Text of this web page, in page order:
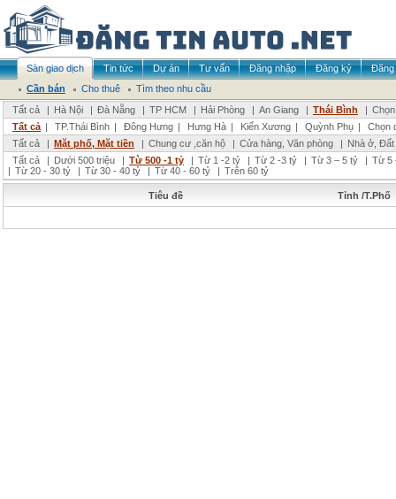
Sàn giao dịch Tin tức Dự án Tư vấn Đăng nhập Đăng ký
Đăng
Cần bán
Cho thuê
Tìm theo nhu cầu
Tất cả
| Hà Nội | Đà Nẵng | TP HCM | Hải Phòng | An Giang | Thái Bình |
Tất cả | TP.Thái Bình | Đông Hưng | Hưng Hà | Kiến Xương | Quỳnh Phụ |
Chọn
Tất cả
| Mặt phố, Mặt tiền | Chung cư ,căn hộ | Cửa hàng, Văn phòng | Nhà ở,
Tất cả
| Dưới 500 triệu | Từ 500 -1 tỷ | Từ 1 -2 tỷ | Từ 2 -3 tỷ | Từ 3 – 5 tỷ | Từ 5
| Từ 20 - 30 tỷ | Từ 30 - 40 tỷ | Từ 40 - 60 tỷ | Trên 60 tỷ
Tiêu đề Tỉnh /T.Phố